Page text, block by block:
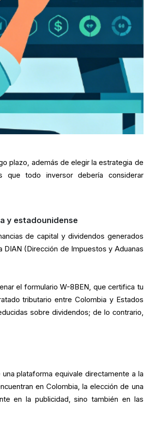
plazo, además de elegir la estrategia de
que todo inversor debería considerar
y estadounidense
de capital y dividendos generados
(Dirección de Impuestos y Aduanas
el formulario W-8BEN, que certifica tu
tributario entre Colombia y Estados
sobre dividendos; de lo contrario,
plataforma equivale directamente a la
en Colombia, la elección de una
en la publicidad, sino también en las